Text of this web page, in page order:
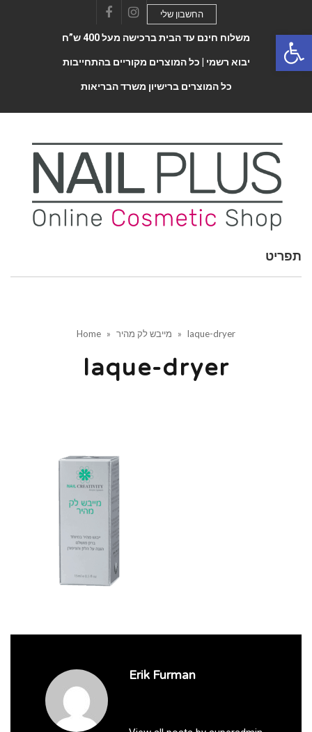
FacebookInstagram
החשבון שלי
משלוח חינם עד הבית ברכישה מעל 400 ש”ח
יבוא רשמי | כל המוצרים מקוריים בהתחייבות
כל המוצרים ברישיון משרד הבריאות
Toggle
תפריט
Home » מייבש לק מהיר » laque-dryer
laque-dryer
Erik Furman